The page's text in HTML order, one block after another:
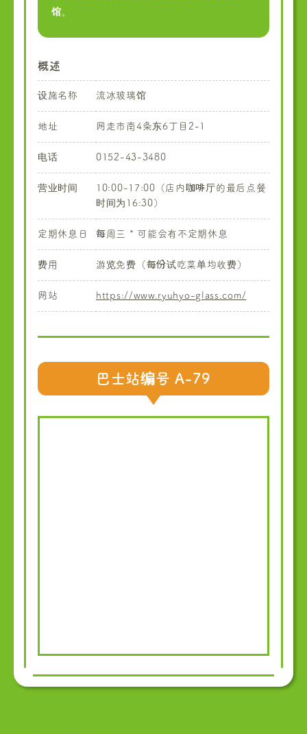
馆。
概述
设施名称 流冰玻璃馆
地址 网走市南4条东6丁目2-1
电话 0152-43-3480
营业时间
10:00-17:00（店内咖啡厅的最后点餐
时间为16:30）
定期休息日 每周三 * 可能会有不定期休息
费用 游览免费（每份试吃菜单均收费）
网站 https://www.ryuhyo-glass.com/
巴士站编号 A-79